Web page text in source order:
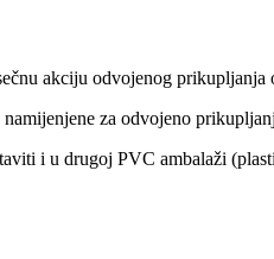
akciju odvojenog prikupljanja
za odvojeno
i u drugoj PVC ambalaži